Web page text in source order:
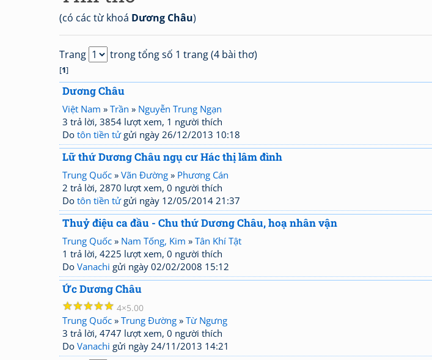
(có các từ khoá Dương Châu)
Trang trong tổng số 1 trang (4 bài thơ)
[1]
Dương Châu
Việt Nam » Trần » Nguyễn Trung Ngạn
3 trả lời, 3854 lượt xem, 1 người thích
Do tôn tiền tửgửi ngày 26/12/2013 10:18
Lữ thứ Dương Châu ngụ cư Hác thị lâm đình
Trung Quốc » Vãn Đường » Phương Cán
2 trả lời, 2870 lượt xem, 0 người thích
Do tôn tiền tửgửi ngày 12/05/2014 21:37
Thuỷ điệu ca đầu - Chu thứ Dương Châu, hoạ nhân vận
Trung Quốc » Nam Tống, Kim » Tân Khí Tật
1 trả lời, 4225 lượt xem, 0 người thích
Do Vanachi gửi ngày 02/02/2008 15:12
Ức Dương Châu
☆
☆
☆
☆
☆ 4 5.00
Trung Quốc » Trung Đường » Từ Ngưng
3 trả lời, 4747 lượt xem, 0 người thích
Do Vanachi gửi ngày 24/11/2013 14:21